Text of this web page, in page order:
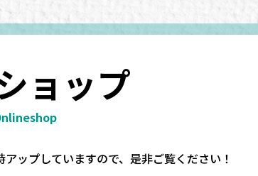
ョップ
ップしていますので、是非ご覧ください！